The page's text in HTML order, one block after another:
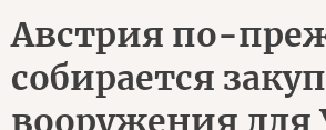
Австрия по-
собирается
вооружения для